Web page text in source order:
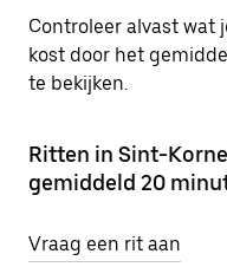
Controleer alvast wat
kost door het
te bekijken.
Ritten in Sint-
gemiddeld 20
Vraag een rit aan